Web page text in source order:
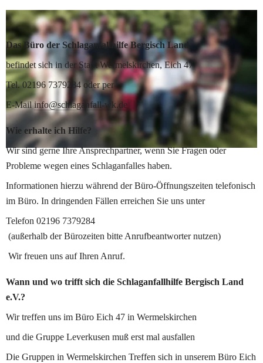
Das Büro der Schlaganfallhilfe Bergisch Land
befindet sich in der Stadt Wermelskirchen, Eich 47
Tel. 02196 7379284 oder per
E-Mail info@schlaganfall-wk.de
Wie erhalte ich Hilfe?
Wir sind gerne Ihre Ansprechpartner, wenn Sie Fragen oder
Probleme wegen eines Schlaganfalles haben.
Informationen hierzu während der Büro-Öffnungszeiten telefonisch
im Büro. In dringenden Fällen erreichen Sie uns unter
Telefon 02196 7379284
(außerhalb der Bürozeiten bitte Anrufbeantworter nutzen)
Wir freuen uns auf Ihren Anruf.
Wann und wo trifft sich die Schlaganfallhilfe Bergisch Land
e.V.?
Wir treffen uns im Büro Eich 47 in Wermelskirchen
und die Gruppe Leverkusen muß erst mal ausfallen
Die Gruppen in Wermelskirchen Treffen sich in unserem Büro Eich